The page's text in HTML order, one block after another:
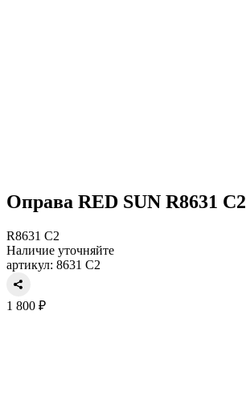
Оправа RED SUN R8631 C2
R8631 C2
Наличие уточняйте
артикул: 8631 C2
1 800 ₽